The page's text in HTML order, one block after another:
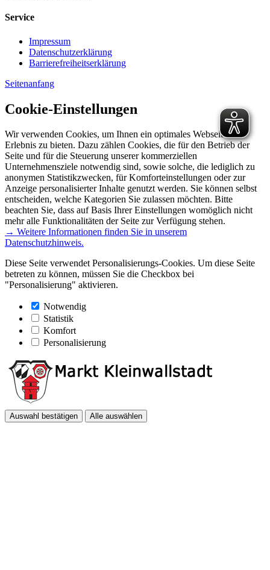
Service
Impressum
Datenschutzerklärung
Barrierefreiheitserklärung
Seitenanfang
Cookie-Einstellungen
Wir verwenden Cookies, um Ihnen ein optimales Webseiten-
Erlebnis zu bieten. Dazu zählen Cookies, die für den Betrieb der
Seite und für die Steuerung unserer kommerziellen
Unternehmensziele notwendig sind, sowie solche, die lediglich zu
anonymen Statistikzwecken, für Komforteinstellungen oder zur
Anzeige personalisierter Inhalte genutzt werden. Sie können selbst
entscheiden, welche Kategorien Sie zulassen möchten. Bitte
beachten Sie, dass auf Basis Ihrer Einstellungen womöglich nicht
mehr alle Funktionalitäten der Seite zur Verfügung stehen.
→ Weitere Informationen finden Sie in unserem
Datenschutzhinweis.
Diese Seite verwendet Personalisierungs-Cookies. Um diese Seite
betreten zu können, müssen Sie die Checkbox bei
"Personalisierung" aktivieren.
Notwendig
Statistik
Komfort
Personalisierung
Auswahl bestätigen Alle auswählen